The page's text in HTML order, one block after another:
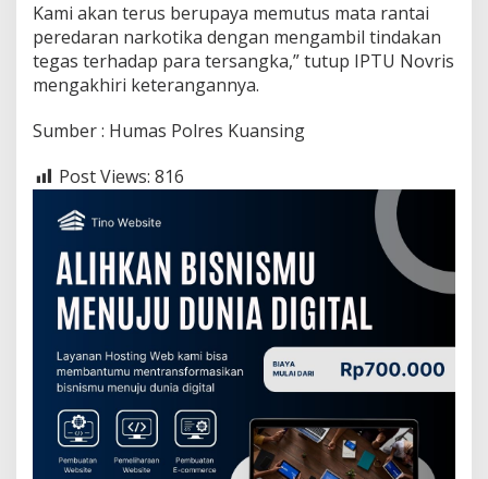
Kami akan terus berupaya memutus mata rantai
peredaran narkotika dengan mengambil tindakan
tegas terhadap para tersangka,” tutup IPTU Novris
mengakhiri keterangannya.
Sumber : Humas Polres Kuansing
Post Views: 816